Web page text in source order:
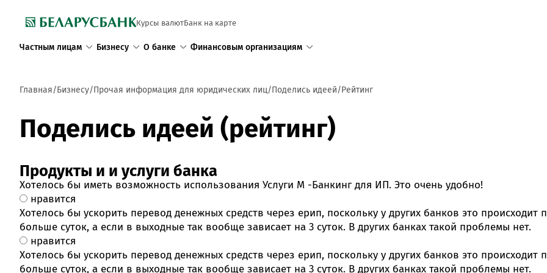
Курсы валютБанк на карте
Частным лицам Бизнесу О банке Финансовым организациям
сб—вс
Главная Бизнесу Прочая информация для юридических лиц Поделись идеей Рейтинг
Поделись идеей (рейтинг)
Продукты и и услуги банка
Хотелось бы иметь возможность использования Услуги М -Банкинг для ИП. Это очень удобно!
нравится
Хотелось бы ускорить перевод денежных средств через ерип, поскольку у других банков это происходит
больше суток, а если в выходные так вообще зависает на 3 суток. В других банках такой проблемы нет.
нравится
Хотелось бы ускорить перевод денежных средств через ерип, поскольку у других банков это происходит
больше суток, а если в выходные так вообще зависает на 3 суток. В других банках такой проблемы нет.